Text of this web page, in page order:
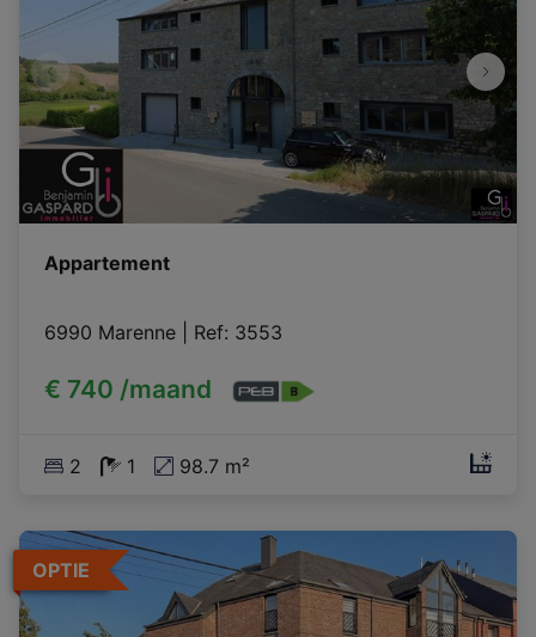
Appartement
6990 Marenne Ref: 3553
€ 740 /maand
2 1 98.7 m²
OPTIE